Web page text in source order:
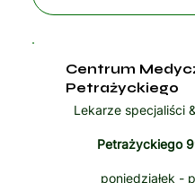
Centrum
Petrażyckiego
Lekarze specjaliści
Petrażyckiego
poniedziałek -